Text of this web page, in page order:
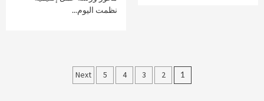
نظمت اليوم...
Posts
1
2
3
4
5
Next